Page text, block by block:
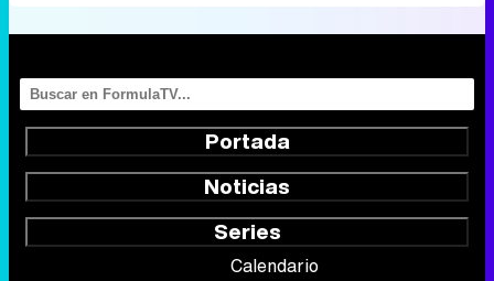
Portada
Noticias
Series
Calendario